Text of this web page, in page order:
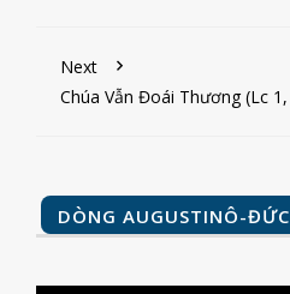
Next
Chúa Vẫn Đoái Thương (Lc
DÒNG AUGUSTINÔ-